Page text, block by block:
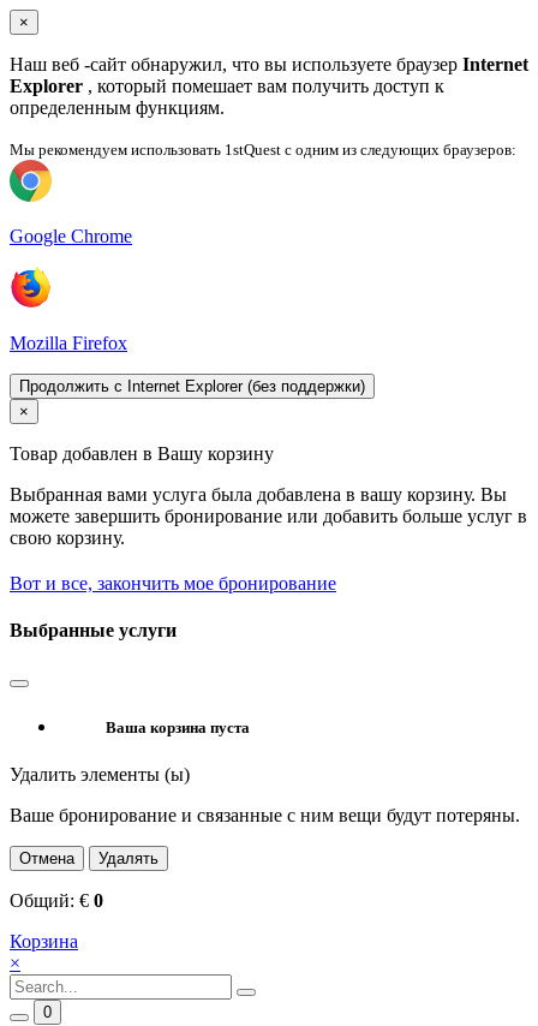
×
Наш веб -сайт обнаружил, что вы используете браузер Internet
Explorer , который помешает вам получить доступ к
определенным функциям.
Мы рекомендуем использовать 1stQuest с одним из следующих браузеров:
Google Chrome
Mozilla Firefox
Продолжить с Internet Explorer (без поддержки)
×
Товар добавлен в Вашу корзину
Выбранная вами услуга была добавлена ​​в вашу корзину. Вы
можете завершить бронирование или добавить больше услуг в
свою корзину.
Вот и все, закончить мое бронирование
Выбранные услуги
Ваша корзина пуста
Удалить элементы (ы)
Ваше бронирование и связанные с ним вещи будут потеряны.
Отмена Удалять
Общий: € 0
Корзина
×
0